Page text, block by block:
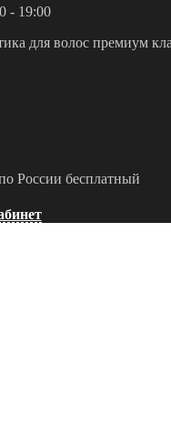
- 19:00
для волос премиум
России бесплатный